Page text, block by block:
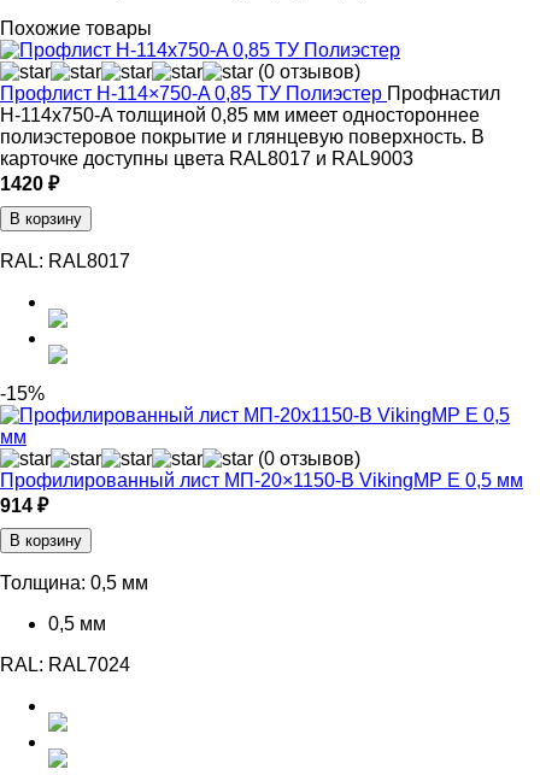
Похожие товары
(0 отзывов)
Профлист Н-114×750-A 0,85 ТУ Полиэстер Профнастил
Н-114x750-A толщиной 0,85 мм имеет одностороннее
полиэстеровое покрытие и глянцевую поверхность. В
карточке доступны цвета RAL8017 и RAL9003
1420 ₽
В корзину
RAL: RAL8017
-15%
(0 отзывов)
Профилированный лист МП-20×1150-B VikingMP E 0,5 мм
914 ₽
В корзину
Толщина: 0,5 мм
0,5 мм
RAL: RAL7024